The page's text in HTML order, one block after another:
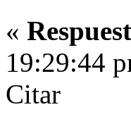
«
19:29:44
Citar